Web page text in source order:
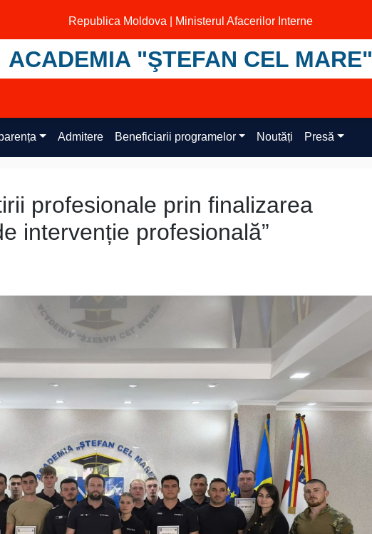
Republica Moldova | Ministerul Afacerilor Interne
ACADEMIA "ŞTEFAN CEL MARE"
Admitere Beneficiarii programelor Noutăți Presă
profesionale prin finalizarea
intervenție profesională”